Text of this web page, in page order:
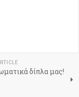
δίπλα μας!